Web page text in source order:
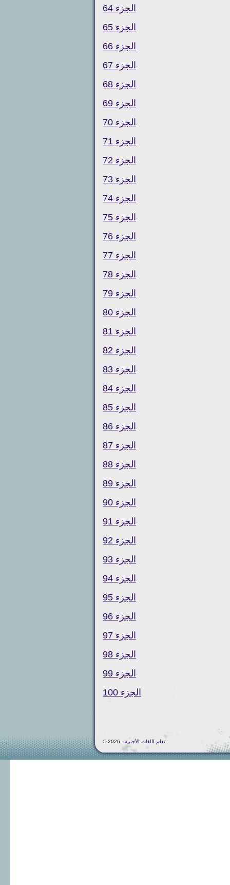
الجزء 64
الجزء 65
الجزء 66
الجزء 67
الجزء 68
الجزء 69
الجزء 70
الجزء 71
الجزء 72
الجزء 73
الجزء 74
الجزء 75
الجزء 76
الجزء 77
الجزء 78
الجزء 79
الجزء 80
الجزء 81
الجزء 82
الجزء 83
الجزء 84
الجزء 85
الجزء 86
الجزء 87
الجزء 88
الجزء 89
الجزء 90
الجزء 91
الجزء 92
الجزء 93
الجزء 94
الجزء 95
الجزء 96
الجزء 97
الجزء 98
الجزء 99
الجزء 100
© 2026 - تعلم اللغات الأجنبية